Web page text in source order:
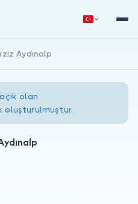
Giriş Yap
Aydınalp
olan